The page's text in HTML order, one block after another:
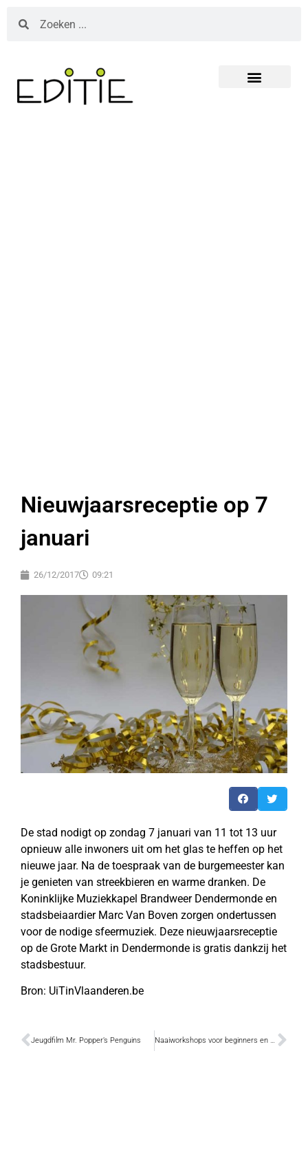
Nieuwjaarsreceptie op 7
januari
26/12/2017 09:21
De stad nodigt op zondag 7 januari van 11 tot 13 uur
opnieuw alle inwoners uit om het glas te heffen op het
nieuwe jaar. Na de toespraak van de burgemeester kan
je genieten van streekbieren en warme dranken. De
Koninklijke Muziekkapel Brandweer Dendermonde en
stadsbeiaardier Marc Van Boven zorgen ondertussen
voor de nodige sfeermuziek. Deze nieuwjaarsreceptie
op de Grote Markt in Dendermonde is gratis dankzij het
stadsbestuur.
Bron: UiTinVlaanderen.be
Jeugdfilm Mr. Popper’s Penguins